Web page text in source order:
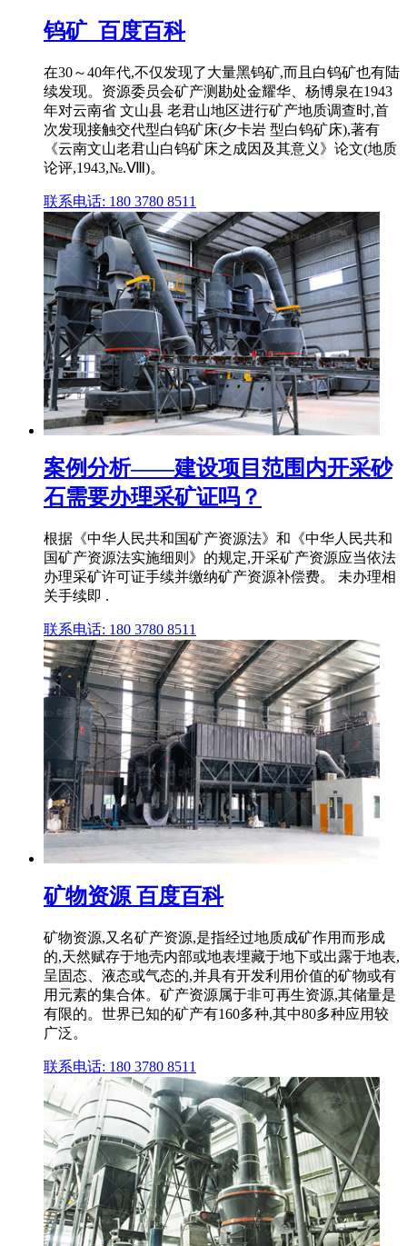
钨矿_百度百科
在30～40年代,不仅发现了大量黑钨矿,而且白钨矿也有陆
续发现。资源委员会矿产测勘处金耀华、杨博泉在1943
年对云南省 文山县 老君山地区进行矿产地质调查时,首
次发现接触交代型白钨矿床(夕卡岩 型白钨矿床),著有
《云南文山老君山白钨矿床之成因及其意义》论文(地质
论评,1943,№.Ⅷ)。
联系电话: 180 3780 8511
案例分析——建设项目范围内开采砂
石需要办理采矿证吗？
根据《中华人民共和国矿产资源法》和《中华人民共和
国矿产资源法实施细则》的规定,开采矿产资源应当依法
办理采矿许可证手续并缴纳矿产资源补偿费。 未办理相
关手续即 .
联系电话: 180 3780 8511
矿物资源 百度百科
矿物资源,又名矿产资源,是指经过地质成矿作用而形成
的,天然赋存于地壳内部或地表埋藏于地下或出露于地表,
呈固态、液态或气态的,并具有开发利用价值的矿物或有
用元素的集合体。矿产资源属于非可再生资源,其储量是
有限的。世界已知的矿产有160多种,其中80多种应用较
广泛。
联系电话: 180 3780 8511